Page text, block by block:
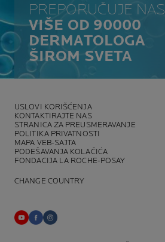
PREPORUČUJE NAS
VIŠE OD 90000
DERMATOLOGA
ŠIROM SVETA
USLOVI KORIŠĆENJA
KONTAKTIRAJTE NAS
STRANICA ZA PREUSMERAVANJE
POLITIKA PRIVATNOSTI
MAPA VEB-SAJTA
PODEŠAVANJA KOLAČIĆA
FONDACIJA LA ROCHE-POSAY
CHANGE COUNTRY